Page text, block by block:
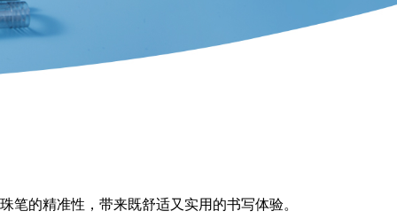
的精准性，带来既舒适又实用的书写体验。